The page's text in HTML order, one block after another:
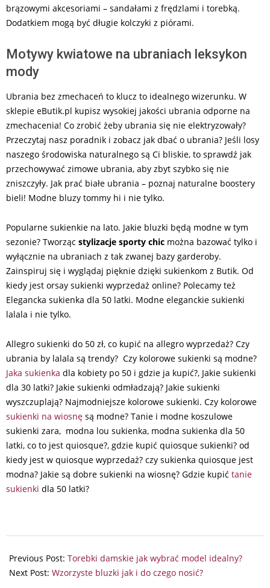
brązowymi akcesoriami – sandałami z frędzlami i torebką.
Dodatkiem mogą być długie kolczyki z piórami.
Motywy kwiatowe na ubraniach leksykon
mody
Ubrania bez zmechaceń to klucz to idealnego wizerunku. W
sklepie eButik.pl kupisz wysokiej jakości ubrania odporne na
zmechacenia! Co zrobić żeby ubrania się nie elektryzowały?
Przeczytaj nasz poradnik i zobacz jak dbać o ubrania? Jeśli losy
naszego środowiska naturalnego są Ci bliskie, to sprawdź jak
przechowywać zimowe ubrania, aby zbyt szybko się nie
zniszczyły. Jak prać białe ubrania – poznaj naturalne boostery
bieli! Modne bluzy tommy hi i nie tylko.
Popularne sukienkie na lato. Jakie bluzki będą modne w tym
sezonie? Tworząc stylizacje sporty chic można bazować tylko i
wyłącznie na ubraniach z tak zwanej bazy garderoby.
Zainspiruj się i wyglądaj pięknie dzięki sukienkom z Butik. Od
kiedy jest orsay sukienki wyprzedaż online? Polecamy też
Elegancka sukienka dla 50 latki. Modne eleganckie sukienki
lalala i nie tylko.
Allegro sukienki do 50 zł, co kupić na allegro wyprzedaż? Czy
ubrania by lalala są trendy? Czy kolorowe sukienki są modne?
Jaka sukienka dla kobiety po 50 i gdzie ja kupić?, Jakie sukienki
dla 30 latki? Jakie sukienki odmładzają? Jakie sukienki
wyszczuplają? Najmodniejsze kolorowe sukienki. Czy kolorowe
sukienki na wiosnę są modne? Tanie i modne koszulowe
sukienki zara, modna lou sukienka, modna sukienka dla 50
latki, co to jest quiosque?, gdzie kupić quiosque sukienki? od
kiedy jest w quiosque wyprzedaż? czy sukienka quiosque jest
modna? Jakie są dobre sukienki na wiosnę? Gdzie kupić tanie
sukienki dla 50 latki?
09-
25
Previous Post: Torebki damskie jak wybrać model idealny?
Next Post: Wzorzyste bluzki jak i do czego nosić?